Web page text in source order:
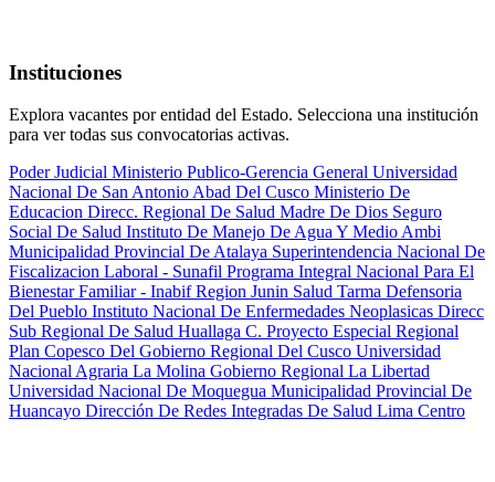
Instituciones
Explora vacantes por entidad del Estado. Selecciona una institución
para ver todas sus convocatorias activas.
Poder Judicial Ministerio Publico-Gerencia General Universidad
Nacional De San Antonio Abad Del Cusco Ministerio De
Educacion Direcc. Regional De Salud Madre De Dios Seguro
Social De Salud Instituto De Manejo De Agua Y Medio Ambi
Municipalidad Provincial De Atalaya Superintendencia Nacional De
Fiscalizacion Laboral - Sunafil Programa Integral Nacional Para El
Bienestar Familiar - InabifRegion Junin Salud Tarma Defensoria
Del Pueblo Instituto Nacional De Enfermedades Neoplasicas Direcc
Sub Regional De Salud Huallaga C. Proyecto Especial Regional
Plan Copesco Del Gobierno Regional Del Cusco Universidad
Nacional Agraria La Molina Gobierno Regional La Libertad
Universidad Nacional De Moquegua Municipalidad Provincial De
Huancayo Dirección De Redes Integradas De Salud Lima Centro